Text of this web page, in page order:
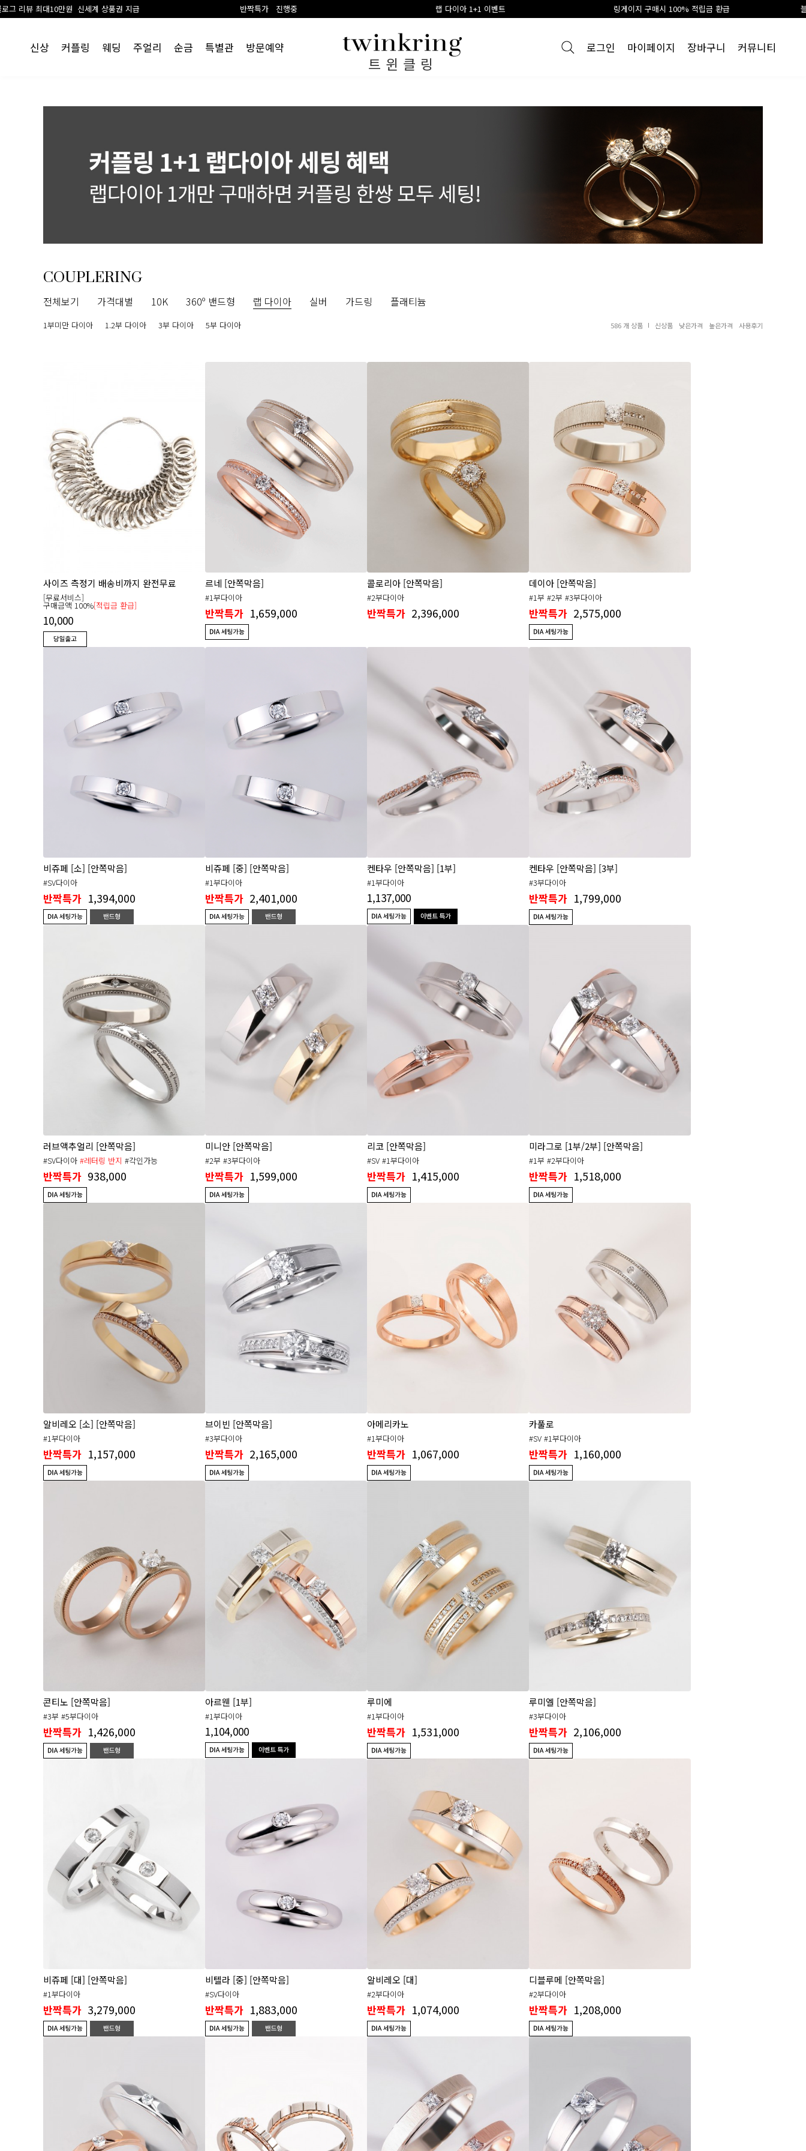
신세계 상품권 지급 링게이지 구매시 100% 적립금 환급 블로그 리뷰 최대10
트윈클링
신상 커플링 웨딩 주얼리 순금 특별관 방문예약 로그인 마이페이지 장바구니 커뮤니티
COUPLERING
전체보기 가격대별 10K 360º 밴드형 랩 다이아 실버 가드링 플래티늄
1부미만 다이아 1.2부 다이아 3부 다이아 5부 다이아 586 개 상품 신상품 낮은가격 높은가격 사용후기
사이즈 측정기 배송비까지 완전무료
[무료서비스]
구매금액 100%[적립금 환급]
10,000
르네 [안쪽막음]
#1부다이아
반짝특가 1,659,000
콜로리아 [안쪽막음]
#2부다이아
반짝특가 2,396,000
데이아 [안쪽막음]
#1부 #2부 #3부다이아
반짝특가 2,575,000
비쥬페 [소] [안쪽막음]
#SV다이아
반짝특가 1,394,000
비쥬페 [중] [안쪽막음]
#1부다이아
반짝특가 2,401,000
켄타우 [안쪽막음] [1부]
#1부다이아
1,137,000
켄타우 [안쪽막음] [3부]
#3부다이아
반짝특가 1,799,000
러브액추얼리 [안쪽막음]
#SV다이아 #레터링 반지 #각인가능
반짝특가 938,000
미니안 [안쪽막음]
#2부 #3부다이아
반짝특가 1,599,000
리코 [안쪽막음]
#SV #1부다이아
반짝특가 1,415,000
미라그로 [1부/2부] [안쪽막음]
#1부 #2부다이아
반짝특가 1,518,000
알비레오 [소] [안쪽막음]
#1부다이아
반짝특가 1,157,000
브이빈 [안쪽막음]
#3부다이아
반짝특가 2,165,000
아메리카노
#1부다이아
반짝특가 1,067,000
카풀로
#SV #1부다이아
반짝특가 1,160,000
콘티노 [안쪽막음]
#3부 #5부다이아
반짝특가 1,426,000
아르웬 [1부]
#1부다이아
1,104,000
루미에
#1부다이아
반짝특가 1,531,000
루미엘 [안쪽막음]
#3부다이아
반짝특가 2,106,000
비쥬페 [대] [안쪽막음]
#1부다이아
반짝특가 3,279,000
비텔라 [중] [안쪽막음]
#SV다이아
반짝특가 1,883,000
알비레오 [대]
#2부다이아
반짝특가 1,074,000
디블루메 [안쪽막음]
#2부다이아
반짝특가 1,208,000